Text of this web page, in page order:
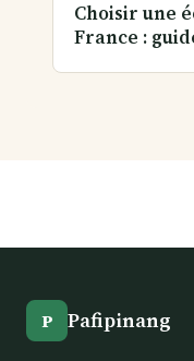
Choisir une
France :
P Pafipinang